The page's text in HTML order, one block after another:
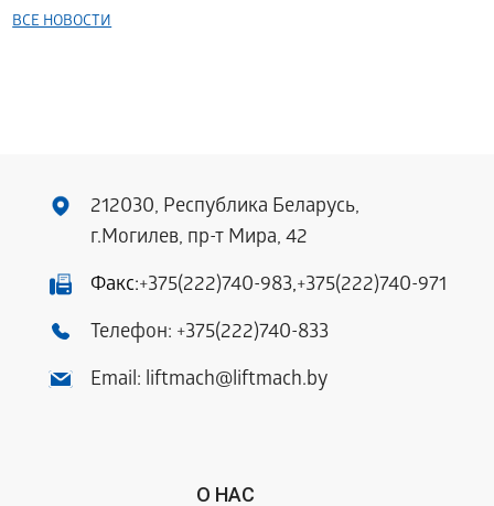
ВСЕ НОВОСТИ
212030, Республика Беларусь,
г.Могилев, пр-т Мира, 42
Факс:+375(222)740-983,+375(222)740-971
Телефон: +375(222)740-833
Email: liftmach@liftmach.by
О НАС